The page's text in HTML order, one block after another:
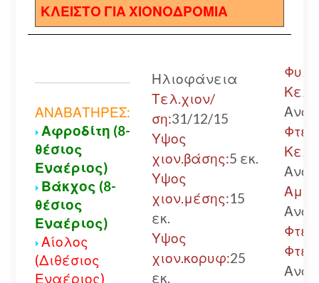
ΚΛΕΙΣΤΟ ΓΙΑ ΧΙΟΝΟΔΡΟΜΙΑ
ΑΝΑΒΑΤΗΡΕΣ:
Αφροδίτη (8-
θέσιος
Εναέριος)
Βάκχος (8-
θέσιος
Εναέριος)
Αίολος
(Διθέσιος
Εναέριος)
Ηλιοφάνεια
Τελ.χιον/
ση:31/12/15
Υψος
χιον.βάσης:5 εκ.
Υψος
χιον.μέσης:15
εκ.
Υψος
χιον.κορυφ:25
εκ.